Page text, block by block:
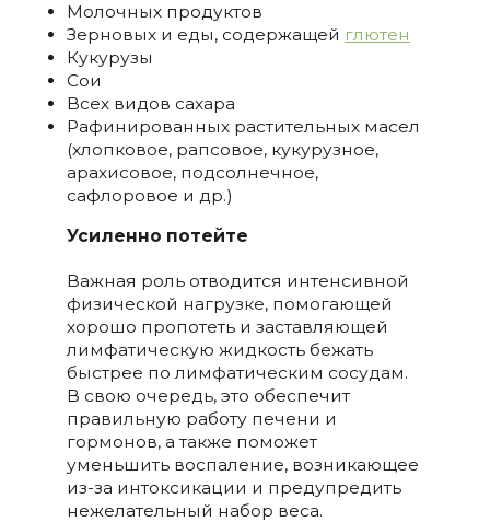
Молочных продуктов
Зерновых и еды, содержащей глютен
Кукурузы
Сои
Всех видов сахара
Рафинированных растительных масел
(хлопковое, рапсовое, кукурузное,
арахисовое, подсолнечное,
сафлоровое и др.)
Усиленно потейте
Важная роль отводится интенсивной
физической нагрузке, помогающей
хорошо пропотеть и заставляющей
лимфатическую жидкость бежать
быстрее по лимфатическим сосудам.
В свою очередь, это обеспечит
правильную работу печени и
гормонов, а также поможет
уменьшить воспаление, возникающее
из-за интоксикации и предупредить
нежелательный набор веса.